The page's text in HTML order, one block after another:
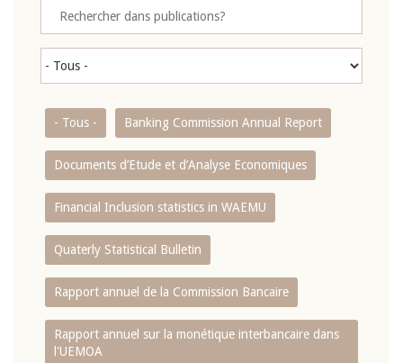
- Tous - Banking Commission Annual Report
Documents d’Etude et d’Analyse Economiques
Financial Inclusion statistics in WAEMU
Quaterly Statistical Bulletin
Rapport annuel de la Commission Bancaire
Rapport annuel sur la monétique interbancaire dans
l'UEMOA